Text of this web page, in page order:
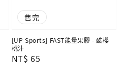
售完
[UP Sports] FAST能量果膠 - 酸櫻
桃汁
Regular
NT$ 65